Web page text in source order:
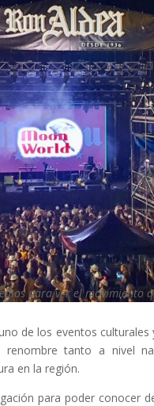
para ver el movimiento
de los eventos
renombre tanto a nivel
en la región.
para poder conocer